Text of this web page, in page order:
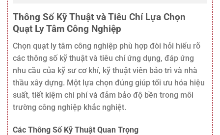
Thông Số Kỹ Thuật và Tiêu Chí Lựa Chọn
Quạt Ly Tâm Công Nghiệp
Chọn quạt ly tâm công nghiệp phù hợp đòi hỏi hiểu rõ
các thông số kỹ thuật và tiêu chí ứng dụng, đáp ứng
nhu cầu của kỹ sư cơ khí, kỹ thuật viên bảo trì và nhà
thầu xây dựng. Một lựa chọn đúng giúp tối ưu hóa hiệu
suất, tiết kiệm chi phí và đảm bảo độ bền trong môi
trường công nghiệp khắc nghiệt.
Các Thông Số Kỹ Thuật Quan Trọng